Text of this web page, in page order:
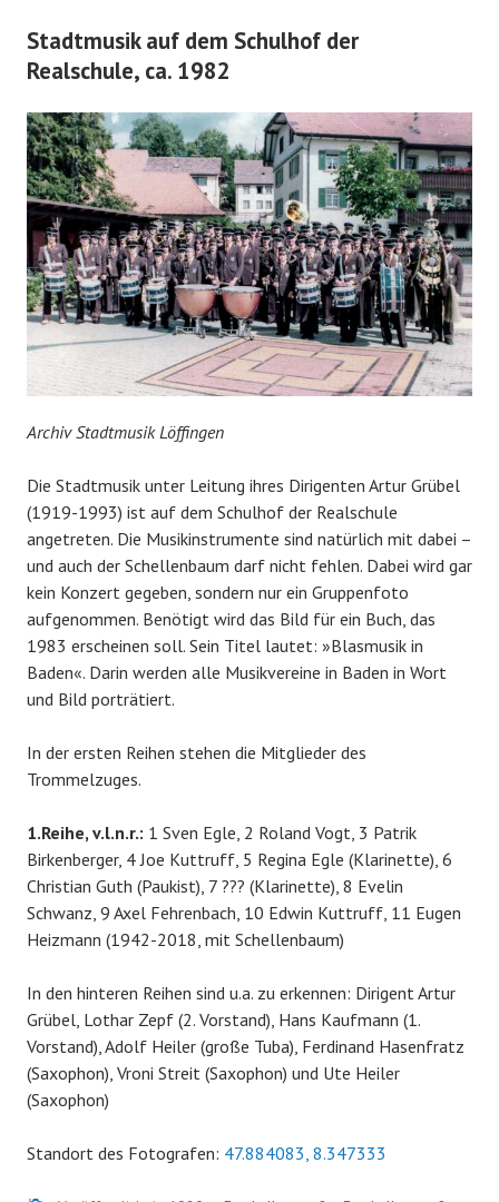
Stadtmusik auf dem Schulhof der
Realschule, ca. 1982
Archiv Stadtmusik Löffingen
Die Stadtmusik unter Leitung ihres Dirigenten Artur Grübel
(1919-1993) ist auf dem Schulhof der Realschule
angetreten. Die Musikinstrumente sind natürlich mit dabei –
und auch der Schellenbaum darf nicht fehlen. Dabei wird gar
kein Konzert gegeben, sondern nur ein Gruppenfoto
aufgenommen. Benötigt wird das Bild für ein Buch, das
1983 erscheinen soll. Sein Titel lautet: »Blasmusik in
Baden«. Darin werden alle Musikvereine in Baden in Wort
und Bild porträtiert.
In der ersten Reihen stehen die Mitglieder des
Trommelzuges.
1.Reihe, v.l.n.r.: 1 Sven Egle, 2 Roland Vogt, 3 Patrik
Birkenberger, 4 Joe Kuttruff, 5 Regina Egle (Klarinette), 6
Christian Guth (Paukist), 7 ??? (Klarinette), 8 Evelin
Schwanz, 9 Axel Fehrenbach, 10 Edwin Kuttruff, 11 Eugen
Heizmann (1942-2018, mit Schellenbaum)
In den hinteren Reihen sind u.a. zu erkennen: Dirigent Artur
Grübel, Lothar Zepf (2. Vorstand), Hans Kaufmann (1.
Vorstand), Adolf Heiler (große Tuba), Ferdinand Hasenfratz
(Saxophon), Vroni Streit (Saxophon) und Ute Heiler
(Saxophon)
Standort des Fotografen: 47.884083, 8.347333